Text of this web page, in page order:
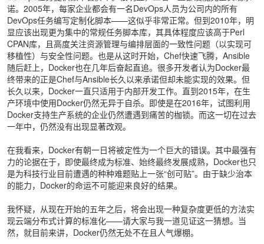
诺。2005年，每家企业都会有一名DevOps人员为公司内的所有
DevOps任务编写定制化脚本——这似乎非常正常。但到2010年，明
显应该出现更为集中的常规任务脚本库，其具体程度应该高于Perl
CPAN库，且高度关注资源管理与编排层面的一致性问题（以实现可
移植性）与安全性问题。也是从这时开始，Chef快速飞腾，Ansible
随后赶上，Docker也在几年后奋起直追。很多开发者认为Docker最
终带来的正是Chef与Ansible长久以来承诺但却未能实现的效果。但
长久以来，Docker一直只适用于内部开发工作。直到2015年，在生
产环境中使用Docker仍然无异于自杀。即使是在2016年，试图利用
Docker支持生产系统的企业仍然遭遇到痛苦的枷锁。而这一切在过去
一年中，仍然没有出现显著改观。
在我看来，Docker有朝一日将被定性为一个巨大的错误。其中最强有
力的论据在于，即使最终成为标准、始终最终发展成熟，Docker也只
是为科技行业目前遭遇的种种难题贴上一张“创可贴”。由于缺少治本
的能力，Docker的命运不可能迎来良好的结果。
我怀疑，从现在开始的五年之后，将会出现一种复杂度更低的方法实
现云端分布式计算的标准化——请大家与我一道见证这一猜想。当
然，就目前来讲，Docker仍然无处不在且人气爆棚。